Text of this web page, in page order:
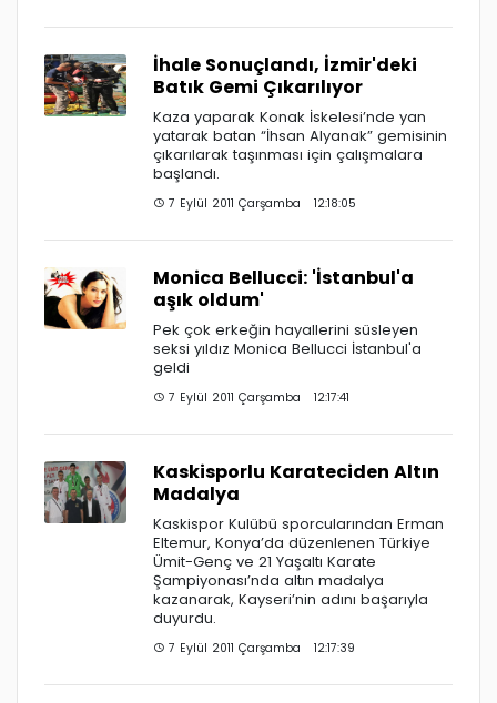
İhale Sonuçlandı, İzmir'deki
Batık Gemi Çıkarılıyor
Kaza yaparak Konak İskelesi’nde yan
yatarak batan “İhsan Alyanak” gemisinin
çıkarılarak taşınması için çalışmalara
başlandı.
7 Eylül 2011 Çarşamba 12:18:05
Monica Bellucci: 'İstanbul'a
aşık oldum'
Pek çok erkeğin hayallerini süsleyen
seksi yıldız Monica Bellucci İstanbul'a
geldi
7 Eylül 2011 Çarşamba 12:17:41
Kaskisporlu Karateciden Altın
Madalya
Kaskispor Kulübü sporcularından Erman
Eltemur, Konya’da düzenlenen Türkiye
Ümit-Genç ve 21 Yaşaltı Karate
Şampiyonası’nda altın madalya
kazanarak, Kayseri’nin adını başarıyla
duyurdu.
7 Eylül 2011 Çarşamba 12:17:39